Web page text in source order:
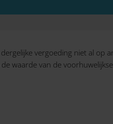
vergoeding niet al op
waarde van de voorhuwelijkse